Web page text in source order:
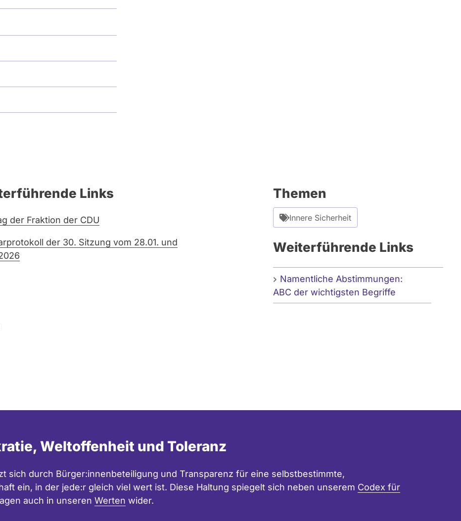
Links
der Fraktion der CDU
der 30. Sitzung vom 28.01. und
Themen
Innere Sicherheit
Weiterführende Links
Namentliche Abstimmungen:
ABC der wichtigsten Begriffe
Weltoffenheit und Toleranz
sich durch Bürger:innenbeteiligung und Transparenz für eine selbstbestimmte,
ein, in der jede:r gleich viel wert ist. Diese Haltung spiegelt sich neben unserem Codex für
auch in unseren Werten wider.